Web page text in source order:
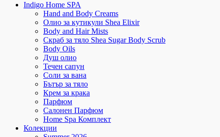
Indigo Home SPA
Hand and Body Creams
Олио за кутикули Shea Elixir
Body and Hair Mists
Скраб за тяло Shea Sugar Body Scrub
Body Oils
Душ олио
Течен сапун
Соли за вана
Бътър за тяло
Крем за крака
Парфюм
Салонен Парфюм
Home Spa Комплект
Колекции